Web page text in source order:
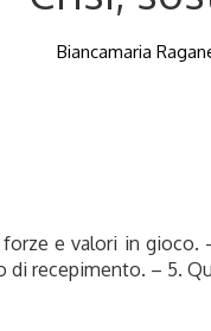
Biancamaria
forze e valori in
recepimento. – 5.